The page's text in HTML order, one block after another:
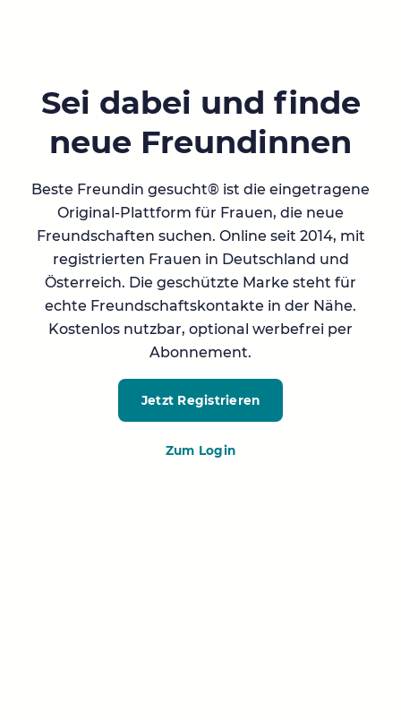
Sei dabei und finde
neue Freundinnen
Beste Freundin gesucht® ist die eingetragene
Original-Plattform für Frauen, die neue
Freundschaften suchen. Online seit 2014, mit
registrierten Frauen in Deutschland und
Österreich. Die geschützte Marke steht für
echte Freundschaftskontakte in der Nähe.
Kostenlos nutzbar, optional werbefrei per
Abonnement.
Jetzt Registrieren
Zum Login